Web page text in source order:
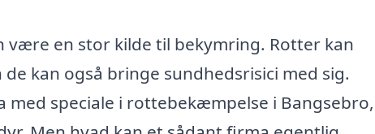
en stor kilde til bekymring. Rotter kan
kan også bringe sundhedsrisici med sig.
speciale i rottebekæmpelse i Bangsebro,